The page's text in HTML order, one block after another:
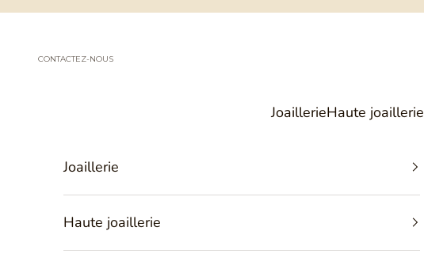
Passer au contenu
JoaillerieHaute joaillerie
CONTACTEZ-NOUS
Joaillerie
Haute joaillerie